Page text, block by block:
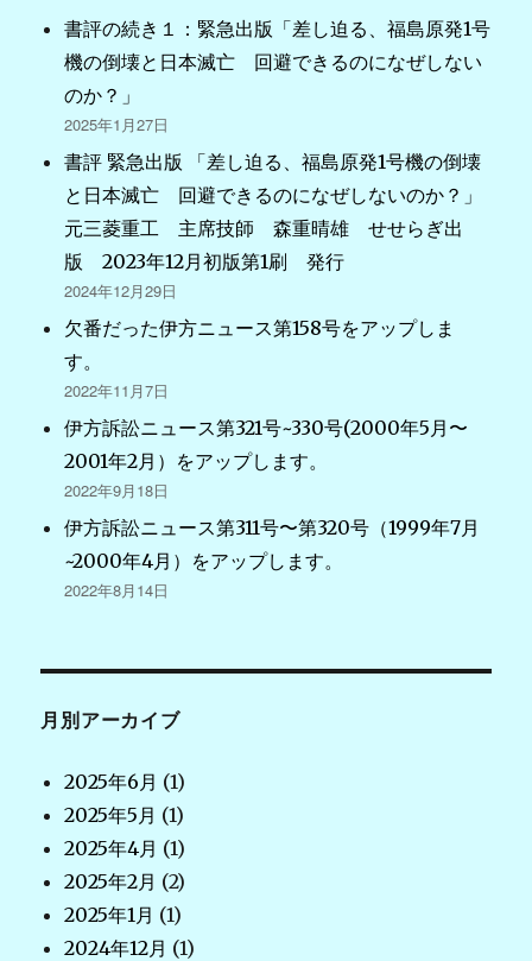
書評の続き１：緊急出版「差し迫る、福島原発1号
機の倒壊と日本滅亡 回避できるのになぜしない
のか？」
2025年1月27日
書評 緊急出版 「差し迫る、福島原発1号機の倒壊
と日本滅亡 回避できるのになぜしないのか？」
元三菱重工 主席技師 森重晴雄 せせらぎ出
版 2023年12月初版第1刷 発行
2024年12月29日
欠番だった伊方ニュース第158号をアップしま
す。
2022年11月7日
伊方訴訟ニュース第321号~330号(2000年5月〜
2001年2月）をアップします。
2022年9月18日
伊方訴訟ニュース第311号〜第320号（1999年7月
~2000年4月）をアップします。
2022年8月14日
月別アーカイブ
2025年6月 (1)
2025年5月 (1)
2025年4月 (1)
2025年2月 (2)
2025年1月 (1)
2024年12月 (1)